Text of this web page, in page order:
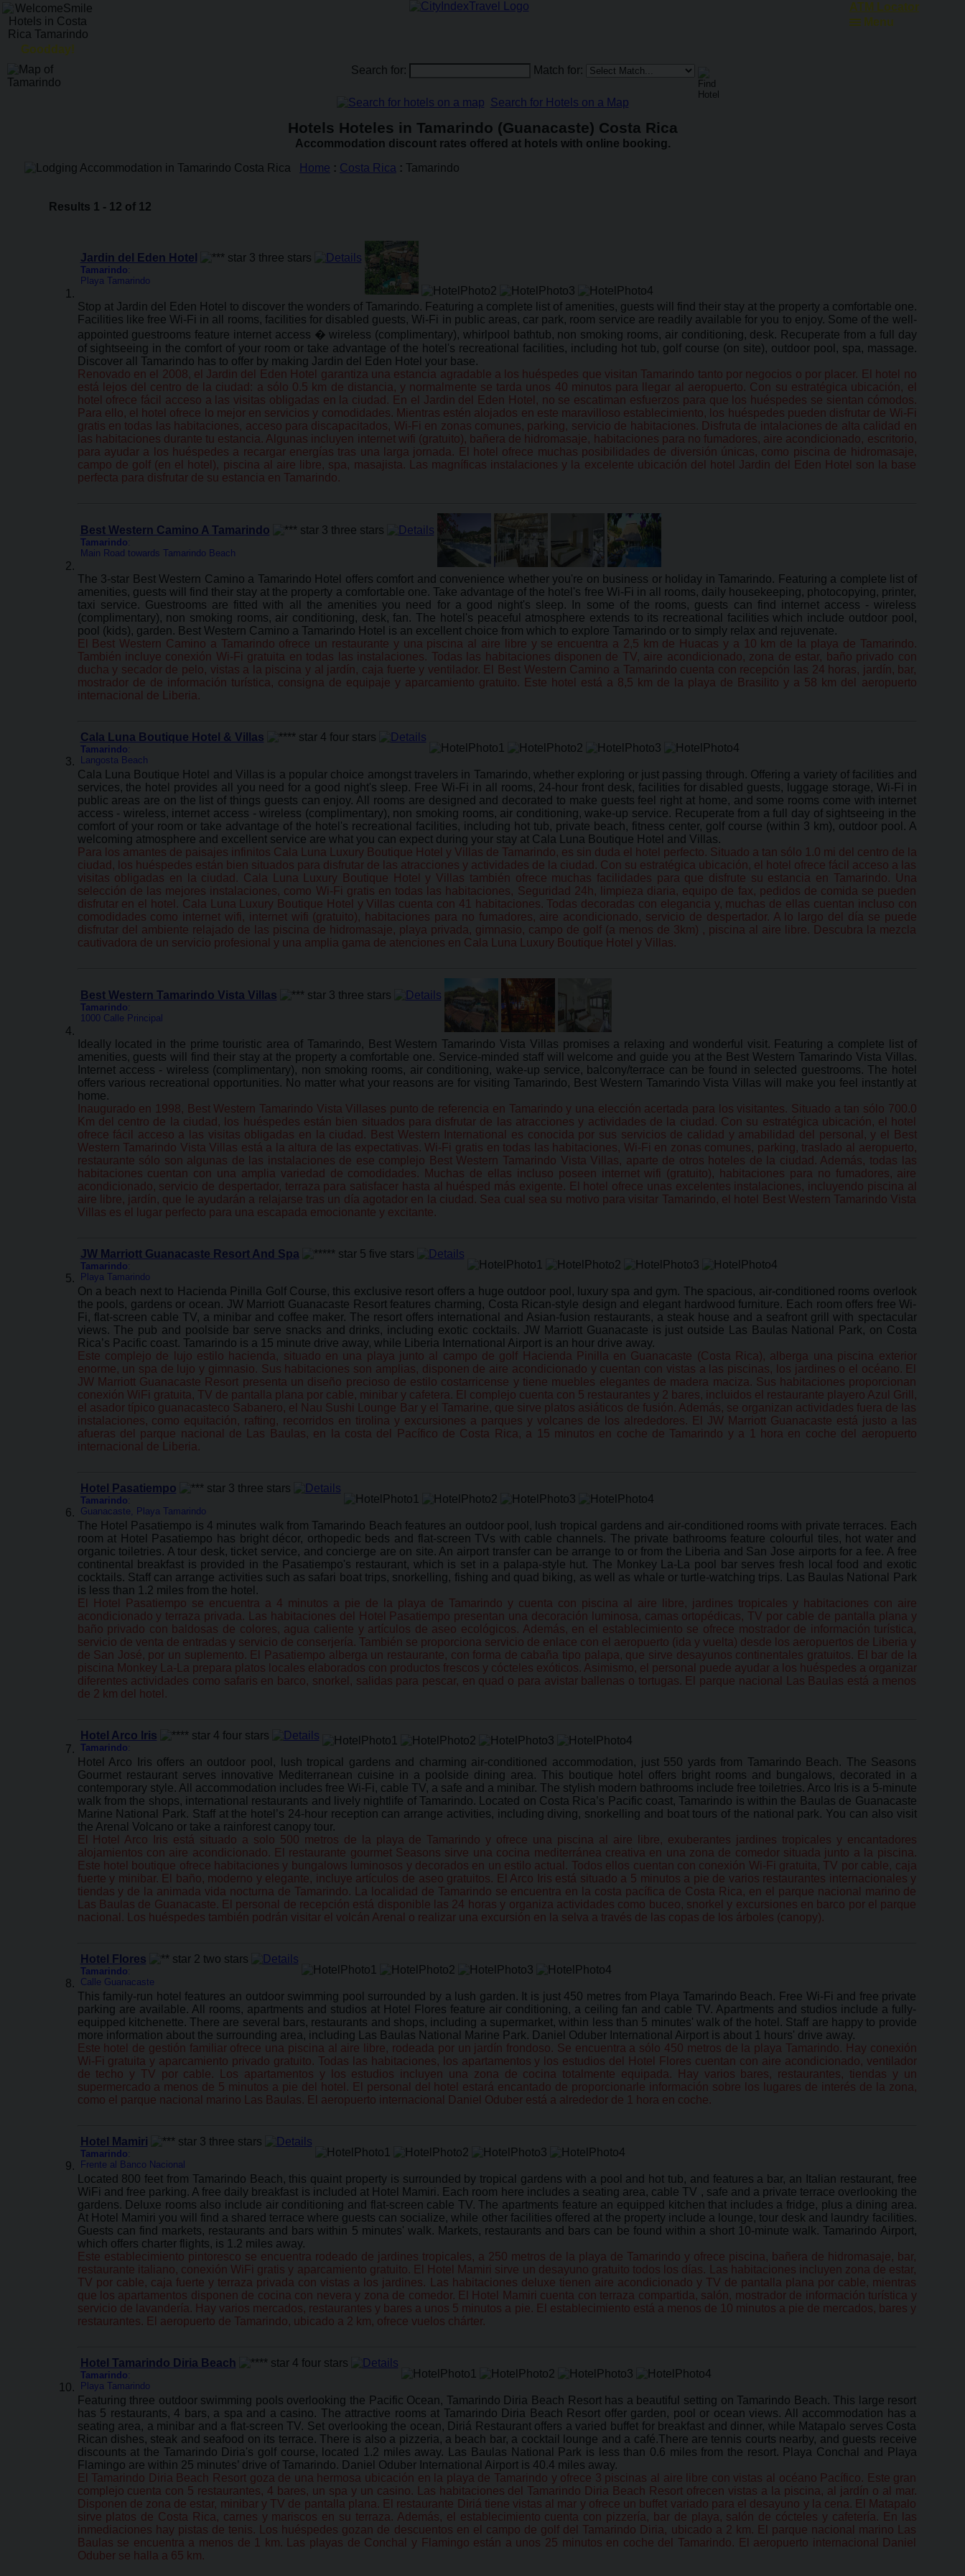
Goodday!
ATM Locator
Search for: Match for:
Search for Hotels on a Map
Hotels Hoteles in Tamarindo (Guanacaste) Costa Rica
Accommodation discount rates offered at hotels with online booking.
Home : Costa Rica : Tamarindo
Results 1 - 12 of 12
Jardin del Eden Hotel
Tamarindo:
Playa Tamarindo
Stop at Jardin del Eden Hotel to discover the wonders of Tamarindo. Featuring a complete list of amenities, guests will find their stay at the property a comfortable one.
Facilities like free Wi-Fi in all rooms, facilities for disabled guests, Wi-Fi in public areas, car park, room service are readily available for you to enjoy. Some of the well-
appointed guestrooms feature internet access � wireless (complimentary), whirlpool bathtub, non smoking rooms, air conditioning, desk. Recuperate from a full day
of sightseeing in the comfort of your room or take advantage of the hotel's recreational facilities, including hot tub, golf course (on site), outdoor pool, spa, massage.
Discover all Tamarindo has to offer by making Jardin del Eden Hotel your base.
Renovado en el 2008, el Jardin del Eden Hotel garantiza una estancia agradable a los huéspedes que visitan Tamarindo tanto por negocios o por placer. El hotel no
está lejos del centro de la ciudad: a sólo 0.5 km de distancia, y normalmente se tarda unos 40 minutos para llegar al aeropuerto. Con su estratégica ubicación, el
hotel ofrece fácil acceso a las visitas obligadas en la ciudad. En el Jardin del Eden Hotel, no se escatiman esfuerzos para que los huéspedes se sientan cómodos.
Para ello, el hotel ofrece lo mejor en servicios y comodidades. Mientras estén alojados en este maravilloso establecimiento, los huéspedes pueden disfrutar de Wi-Fi
gratis en todas las habitaciones, acceso para discapacitados, Wi-Fi en zonas comunes, parking, servicio de habitaciones. Disfruta de intalaciones de alta calidad en
las habitaciones durante tu estancia. Algunas incluyen internet wifi (gratuito), bañera de hidromasaje, habitaciones para no fumadores, aire acondicionado, escritorio,
para ayudar a los huéspedes a recargar energías tras una larga jornada. El hotel ofrece muchas posibilidades de diversión únicas, como piscina de hidromasaje,
campo de golf (en el hotel), piscina al aire libre, spa, masajista. Las magníficas instalaciones y la excelente ubicación del hotel Jardin del Eden Hotel son la base
perfecta para disfrutar de su estancia en Tamarindo.
Best Western Camino A Tamarindo
Tamarindo:
Main Road towards Tamarindo Beach
The 3-star Best Western Camino a Tamarindo Hotel offers comfort and convenience whether you're on business or holiday in Tamarindo. Featuring a complete list of
amenities, guests will find their stay at the property a comfortable one. Take advantage of the hotel's free Wi-Fi in all rooms, daily housekeeping, photocopying, printer,
taxi service. Guestrooms are fitted with all the amenities you need for a good night's sleep. In some of the rooms, guests can find internet access - wireless
(complimentary), non smoking rooms, air conditioning, desk, fan. The hotel's peaceful atmosphere extends to its recreational facilities which include outdoor pool,
pool (kids), garden. Best Western Camino a Tamarindo Hotel is an excellent choice from which to explore Tamarindo or to simply relax and rejuvenate.
El Best Western Camino a Tamarindo ofrece un restaurante y una piscina al aire libre y se encuentra a 2,5 km de Huacas y a 10 km de la playa de Tamarindo.
También incluye conexión Wi-Fi gratuita en todas las instalaciones. Todas las habitaciones disponen de TV, aire acondicionado, zona de estar, baño privado con
ducha y secador de pelo, vistas a la piscina y al jardín, caja fuerte y ventilador. El Best Western Camino a Tamarindo cuenta con recepción las 24 horas, jardín, bar,
mostrador de de información turística, consigna de equipaje y aparcamiento gratuito. Este hotel está a 8,5 km de la playa de Brasilito y a 58 km del aeropuerto
internacional de Liberia.
Cala Luna Boutique Hotel & Villas
Tamarindo:
Langosta Beach
Cala Luna Boutique Hotel and Villas is a popular choice amongst travelers in Tamarindo, whether exploring or just passing through. Offering a variety of facilities and
services, the hotel provides all you need for a good night's sleep. Free Wi-Fi in all rooms, 24-hour front desk, facilities for disabled guests, luggage storage, Wi-Fi in
public areas are on the list of things guests can enjoy. All rooms are designed and decorated to make guests feel right at home, and some rooms come with internet
access - wireless, internet access - wireless (complimentary), non smoking rooms, air conditioning, wake-up service. Recuperate from a full day of sightseeing in the
comfort of your room or take advantage of the hotel's recreational facilities, including hot tub, private beach, fitness center, golf course (within 3 km), outdoor pool. A
welcoming atmosphere and excellent service are what you can expect during your stay at Cala Luna Boutique Hotel and Villas.
Para los amantes de paisajes infinitos Cala Luna Luxury Boutique Hotel y Villas de Tamarindo, es sin duda el hotel perfecto. Situado a tan sólo 1.0 mi del centro de la
ciudad, los huéspedes están bien situados para disfrutar de las atracciones y actividades de la ciudad. Con su estratégica ubicación, el hotel ofrece fácil acceso a las
visitas obligadas en la ciudad. Cala Luna Luxury Boutique Hotel y Villas también ofrece muchas facilidades para que disfrute su estancia en Tamarindo. Una
selección de las mejores instalaciones, como Wi-Fi gratis en todas las habitaciones, Seguridad 24h, limpieza diaria, equipo de fax, pedidos de comida se pueden
disfrutar en el hotel. Cala Luna Luxury Boutique Hotel y Villas cuenta con 41 habitaciones. Todas decoradas con elegancia y, muchas de ellas cuentan incluso con
comodidades como internet wifi, internet wifi (gratuito), habitaciones para no fumadores, aire acondicionado, servicio de despertador. A lo largo del día se puede
disfrutar del ambiente relajado de las piscina de hidromasaje, playa privada, gimnasio, campo de golf (a menos de 3km) , piscina al aire libre. Descubra la mezcla
cautivadora de un servicio profesional y una amplia gama de atenciones en Cala Luna Luxury Boutique Hotel y Villas.
Best Western Tamarindo Vista Villas
Tamarindo:
1000 Calle Principal
Ideally located in the prime touristic area of Tamarindo, Best Western Tamarindo Vista Villas promises a relaxing and wonderful visit. Featuring a complete list of
amenities, guests will find their stay at the property a comfortable one. Service-minded staff will welcome and guide you at the Best Western Tamarindo Vista Villas.
Internet access - wireless (complimentary), non smoking rooms, air conditioning, wake-up service, balcony/terrace can be found in selected guestrooms. The hotel
offers various recreational opportunities. No matter what your reasons are for visiting Tamarindo, Best Western Tamarindo Vista Villas will make you feel instantly at
home.
Inaugurado en 1998, Best Western Tamarindo Vista Villases punto de referencia en Tamarindo y una elección acertada para los visitantes. Situado a tan sólo 700.0
Km del centro de la ciudad, los huéspedes están bien situados para disfrutar de las atracciones y actividades de la ciudad. Con su estratégica ubicación, el hotel
ofrece fácil acceso a las visitas obligadas en la ciudad. Best Western International es conocida por sus servicios de calidad y amabilidad del personal, y el Best
Western Tamarindo Vista Villas está a la altura de las expectativas. Wi-Fi gratis en todas las habitaciones, Wi-Fi en zonas comunes, parking, traslado al aeropuerto,
restaurante ​​sólo son algunas de las instalaciones de ese complejo Best Western Tamarindo Vista Villas, aparte de otros hoteles de la ciudad. Además, todas las
habitaciones cuentan con una amplia variedad de comodidades. Muchas de ellas incluso poseen internet wifi (gratuito), habitaciones para no fumadores, aire
acondicionado, servicio de despertador, terraza para satisfacer hasta al huésped más exigente. El hotel ofrece unas excelentes instalaciones, incluyendo piscina al
aire libre, jardín, que le ayudarán a relajarse tras un día agotador en la ciudad. Sea cual sea su motivo para visitar Tamarindo, el hotel Best Western Tamarindo Vista
Villas es el lugar perfecto para una escapada emocionante y excitante.
JW Marriott Guanacaste Resort And Spa
Tamarindo:
Playa Tamarindo
On a beach next to Hacienda Pinilla Golf Course, this exclusive resort offers a huge outdoor pool, luxury spa and gym. The spacious, air-conditioned rooms overlook
the pools, gardens or ocean. JW Marriott Guanacaste Resort features charming, Costa Rican-style design and elegant hardwood furniture. Each room offers free Wi-
Fi, flat-screen cable TV, a minibar and coffee maker. The resort offers international and Asian-fusion restaurants, a steak house and a seafront grill with spectacular
views. The pub and poolside bar serve snacks and drinks, including exotic cocktails. JW Marriott Guanacaste is just outside Las Baulas National Park, on Costa
Rica’s Pacific coast. Tamarindo is a 15 minute drive away, while Liberia International Airport is an hour drive away.
Este complejo de lujo estilo hacienda, situado en una playa junto al campo de golf Hacienda Pinilla en Guanacaste (Costa Rica), alberga una piscina exterior
enorme, un spa de lujo y gimnasio. Sus habitaciones son amplias, disponen de aire acondicionado y cuentan con vistas a las piscinas, los jardines o el océano. El
JW Marriott Guanacaste Resort presenta un diseño precioso de estilo costarricense y tiene muebles elegantes de madera maciza. Sus habitaciones proporcionan
conexión WiFi gratuita, TV de pantalla plana por cable, minibar y cafetera. El complejo cuenta con 5 restaurantes y 2 bares, incluidos el restaurante playero Azul Grill,
el asador típico guanacasteco Sabanero, el Nau Sushi Lounge Bar y el Tamarine, que sirve platos asiáticos de fusión. Además, se organizan actividades fuera de las
instalaciones, como equitación, rafting, recorridos en tirolina y excursiones a parques y volcanes de los alrededores. El JW Marriott Guanacaste está justo a las
afueras del parque nacional de Las Baulas, en la costa del Pacífico de Costa Rica, a 15 minutos en coche de Tamarindo y a 1 hora en coche del aeropuerto
internacional de Liberia.
Hotel Pasatiempo
Tamarindo:
Guanacaste, Playa Tamarindo
The Hotel Pasatiempo is 4 minutes walk from Tamarindo Beach features an outdoor pool, lush tropical gardens and air-conditioned rooms with private terraces. Each
room at Hotel Pasatiempo has bright décor, orthopedic beds and flat-screen TVs with cable channels. The private bathrooms feature colourful tiles, hot water and
organic toiletries. A tour desk, ticket service, and concierge are on site. An airport transfer can be arrange to or from the Liberia and San Jose airports for a fee. A free
continental breakfast is provided in the Pasatiempo's restaurant, which is set in a palapa-style hut. The Monkey La-La pool bar serves fresh local food and exotic
cocktails. Staff can arrange activities such as safari boat trips, snorkelling, fishing and quad biking, as well as whale or turtle-watching trips. Las Baulas National Park
is less than 1.2 miles from the hotel.
El Hotel Pasatiempo se encuentra a 4 minutos a pie de la playa de Tamarindo y cuenta con piscina al aire libre, jardines tropicales y habitaciones con aire
acondicionado y terraza privada. Las habitaciones del Hotel Pasatiempo presentan una decoración luminosa, camas ortopédicas, TV por cable de pantalla plana y
baño privado con baldosas de colores, agua caliente y artículos de aseo ecológicos. Además, en el establecimiento se ofrece mostrador de información turística,
servicio de venta de entradas y servicio de conserjería. También se proporciona servicio de enlace con el aeropuerto (ida y vuelta) desde los aeropuertos de Liberia y
de San José, por un suplemento. El Pasatiempo alberga un restaurante, con forma de cabaña tipo palapa, que sirve desayunos continentales gratuitos. El bar de la
piscina Monkey La-La prepara platos locales elaborados con productos frescos y cócteles exóticos. Asimismo, el personal puede ayudar a los huéspedes a organizar
diferentes actividades como safaris en barco, snorkel, salidas para pescar, en quad o para avistar ballenas o tortugas. El parque nacional Las Baulas está a menos
de 2 km del hotel.
Hotel Arco Iris
Tamarindo:
Hotel Arco Iris offers an outdoor pool, lush tropical gardens and charming air-conditioned accommodation, just 550 yards from Tamarindo Beach. The Seasons
Gourmet restaurant serves innovative Mediterranean cuisine in a poolside dining area. This boutique hotel offers bright rooms and bungalows, decorated in a
contemporary style. All accommodation includes free Wi-Fi, cable TV, a safe and a minibar. The stylish modern bathrooms include free toiletries. Arco Iris is a 5-minute
walk from the shops, international restaurants and lively nightlife of Tamarindo. Located on Costa Rica’s Pacific coast, Tamarindo is within the Baulas de Guanacaste
Marine National Park. Staff at the hotel’s 24-hour reception can arrange activities, including diving, snorkelling and boat tours of the national park. You can also visit
the Arenal Volcano or take a rainforest canopy tour.
El Hotel Arco Iris está situado a solo 500 metros de la playa de Tamarindo y ofrece una piscina al aire libre, exuberantes jardines tropicales y encantadores
alojamientos con aire acondicionado. El restaurante gourmet Seasons sirve una cocina mediterránea creativa en una zona de comedor situada junto a la piscina.
Este hotel boutique ofrece habitaciones y bungalows luminosos y decorados en un estilo actual. Todos ellos cuentan con conexión Wi-Fi gratuita, TV por cable, caja
fuerte y minibar. El baño, moderno y elegante, incluye artículos de aseo gratuitos. El Arco Iris está situado a 5 minutos a pie de varios restaurantes internacionales y
tiendas y de la animada vida nocturna de Tamarindo. La localidad de Tamarindo se encuentra en la costa pacífica de Costa Rica, en el parque nacional marino de
Las Baulas de Guanacaste. El personal de recepción está disponible las 24 horas y organiza actividades como buceo, snorkel y excursiones en barco por el parque
nacional. Los huéspedes también podrán visitar el volcán Arenal o realizar una excursión en la selva a través de las copas de los árboles (canopy).
Hotel Flores
Tamarindo:
Calle Guanacaste
This family-run hotel features an outdoor swimming pool surrounded by a lush garden. It is just 450 metres from Playa Tamarindo Beach. Free Wi-Fi and free private
parking are available. All rooms, apartments and studios at Hotel Flores feature air conditioning, a ceiling fan and cable TV. Apartments and studios include a fully-
equipped kitchenette. There are several bars, restaurants and shops, including a supermarket, within less than 5 minutes' walk of the hotel. Staff are happy to provide
more information about the surrounding area, including Las Baulas National Marine Park. Daniel Oduber International Airport is about 1 hours' drive away.
Este hotel de gestión familiar ofrece una piscina al aire libre, rodeada por un jardín frondoso. Se encuentra a sólo 450 metros de la playa Tamarindo. Hay conexión
Wi-Fi gratuita y aparcamiento privado gratuito. Todas las habitaciones, los apartamentos y los estudios del Hotel Flores cuentan con aire acondicionado, ventilador
de techo y TV por cable. Los apartamentos y los estudios incluyen una zona de cocina totalmente equipada. Hay varios bares, restaurantes, tiendas y un
supermercado a menos de 5 minutos a pie del hotel. El personal del hotel estará encantado de proporcionarle información sobre los lugares de interés de la zona,
como el parque nacional marino Las Baulas. El aeropuerto internacional Daniel Oduber está a alrededor de 1 hora en coche.
Hotel Mamiri
Tamarindo:
Frente al Banco Nacional
Located 800 feet from Tamarindo Beach, this quaint property is surrounded by tropical gardens with a pool and hot tub, and features a bar, an Italian restaurant, free
WiFi and free parking. A free daily breakfast is included at Hotel Mamiri. Each room here includes a seating area, cable TV , safe and a private terrace overlooking the
gardens. Deluxe rooms also include air conditioning and flat-screen cable TV. The apartments feature an equipped kitchen that includes a fridge, plus a dining area.
At Hotel Mamiri you will find a shared terrace where guests can socialize, while other facilities offered at the property include a lounge, tour desk and laundry facilities.
Guests can find markets, restaurants and bars within 5 minutes' walk. Markets, restaurants and bars can be found within a short 10-minute walk. Tamarindo Airport,
which offers charter flights, is 1.2 miles away.
Este establecimiento pintoresco se encuentra rodeado de jardines tropicales, a 250 metros de la playa de Tamarindo y ofrece piscina, bañera de hidromasaje, bar,
restaurante italiano, conexión WiFi gratis y aparcamiento gratuito. El Hotel Mamiri sirve un desayuno gratuito todos los días. Las habitaciones incluyen zona de estar,
TV por cable, caja fuerte y terraza privada con vistas a los jardines. Las habitaciones deluxe tienen aire acondicionado y TV de pantalla plana por cable, mientras
que los apartamentos disponen de cocina con nevera y zona de comedor. El Hotel Mamiri cuenta con terraza compartida, salón, mostrador de información turística y
servicio de lavandería. Hay varios mercados, restaurantes y bares a unos 5 minutos a pie. El establecimiento está a menos de 10 minutos a pie de mercados, bares y
restaurantes. El aeropuerto de Tamarindo, ubicado a 2 km, ofrece vuelos chárter.
Hotel Tamarindo Diria Beach
Tamarindo:
Playa Tamarindo
Featuring three outdoor swimming pools overlooking the Pacific Ocean, Tamarindo Diria Beach Resort has a beautiful setting on Tamarindo Beach. This large resort
has 5 restaurants, 4 bars, a spa and a casino. The attractive rooms at Tamarindo Diria Beach Resort offer garden, pool or ocean views. All accommodation has a
seating area, a minibar and a flat-screen TV. Set overlooking the ocean, Diriá Restaurant offers a varied buffet for breakfast and dinner, while Matapalo serves Costa
Rican dishes, steak and seafood on its terrace. There is also a pizzeria, a beach bar, a cocktail lounge and a café.There are tennis courts nearby, and guests receive
discounts at the Tamarindo Diria's golf course, located 1.2 miles away. Las Baulas National Park is less than 0.6 miles from the resort. Playa Conchal and Playa
Flamingo are within 25 minutes’ drive of Tamarindo. Daniel Oduber International Airport is 40.4 miles away.
El Tamarindo Diria Beach Resort goza de una hermosa ubicación en la playa de Tamarindo y ofrece 3 piscinas al aire libre con vistas al océano Pacífico. Este gran
complejo cuenta con 5 restaurantes, 4 bares, un spa y un casino. Las habitaciones del Tamarindo Diria Beach Resort ofrecen vistas a la piscina, al jardín o al mar.
Disponen de zona de estar, minibar y TV de pantalla plana. El restaurante Diriá tiene vistas al mar y ofrece un buffet variado para el desayuno y la cena. El Matapalo
sirve platos de Costa Rica, carnes y mariscos en su terraza. Además, el establecimiento cuenta con pizzería, bar de playa, salón de cócteles y cafetería. En las
inmediaciones hay pistas de tenis. Los huéspedes gozan de descuentos en el campo de golf del Tamarindo Diria, ubicado a 2 km. El parque nacional marino Las
Baulas se encuentra a menos de 1 km. Las playas de Conchal y Flamingo están a unos 25 minutos en coche del Tamarindo. El aeropuerto internacional Daniel
Oduber se halla a 65 km.
Menu